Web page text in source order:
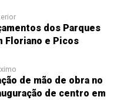
dos Parques
Floriano e Picos
de mão de obra no
de centro em